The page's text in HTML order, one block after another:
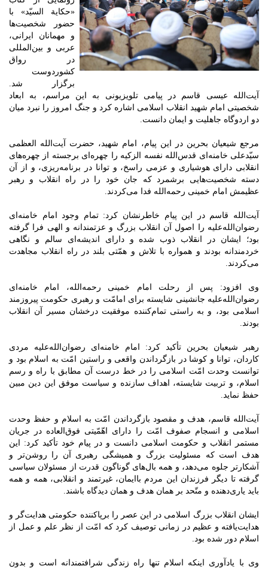
«حکایة السیّد» با
حضور شخصیت‌ها
و مهمانان ایرانی،
عربی و بین‌المللی
در رواق
کشوردوست
برگزار شد.
آیت‌الله عیسی قاسم در پیامی تلویزیونی به این مراسم، به ابعاد
شخصیتی امام شهید انقلاب اسلامی اشاره کرد و جنگ امروز را نبرد میان
دو اردوگاه جاهلیت و ایمان دانست.
مرجع شیعیان بحرین در این پیام، امام شهید، حضرت آیت‌الله العظمی
سیّدعلی خامنه‌ای قدس‌الله نفسه الزکیه را چهره‌ای برجسته از چهره‌های
انقلابی دارای هوشیاری و عزمی راسخ، و توانا در برنامه‌ریزی، و از آن
دسته شخصیت‌هایی برشمرد که جان خود را در راه انقلاب و رهبر
عظیمش امام خمینی رحمه‌الله فدا می‌کردند.
آیت‌الله قاسم در این پیام خاطرنشان کرد: تمام وجود امام خامنه‌ای
رضوان‌الله‌علیه را اصول آن انقلاب بزرگ و عزتمندانه و الهی فرا گرفته
بود؛ ایشان در انقلاب ذوب شده و دارای اندیشه‌ای سالم و نگاهی
خردمندانه بودند و همواره با تلاش و همّتی بلند در راه انقلاب مجاهدت
می‌کردند.
وی افزود: پس از رحلت امام خمینی رحمه‌الله، امام خامنه‌ای
رضوان‌الله‌علیه جانشینی شایسته برای امامّت و رهبری حکومت پیروزمند
اسلامی بود، و به راستی تمام‌کننده موفقیت درخشان مسیر آن انقلاب
بودند.
رهبر شیعیان بحرین تأکید کرد: امام خامنه‌ای رضوان‌الله‌علیه مردی
کاردان، توانا و کوشا در بازگرداندن واقعی و راستین امّت به اسلام بود و
توانست وحدت امّت اسلامی را در خط درست آن مطابق با راه و رسم
اسلام، و تربیت شایسته، اهداف سازنده و سیاست موفق این دین مبین
حفظ نماید.
آیت‌الله قاسم، هدف و مقصود بازگرداندن امّت به اسلام و حفظ وحدت
اسلامی و انسجام صفوف امّت را دارای اهّمّیتی فوق‌العاده در جریان
مستمر انقلاب و حکومت اسلامی دانست و در پیام خود تأکید کرد: این
هدف است که مسئولیت بزرگ و همیشگی رهبری آن را روشن‌تر و
آشکارتر جلوه ‌می‌دهد، و همه بال‌های گوناگون قدرت از مسئولان سیاسی
گرفته تا دیگر فرزندان این مردم باایمان، غیرتمند و انقلابی، همه و همه
باید یاری‌دهنده و متّحد بر همان هدف و همان دیدگاه باشند.
ایشان انقلاب بزرگ اسلامی در این عصر را برپاکننده حکومتی هدایت‌گر و
هدایت‌یافته و عظیم در زمانی توصیف کرد که امّت از نظر علم و عمل از
اسلام دور شده بود.
وی با یادآوری اینکه اسلام تنها راه زندگی شرافتمندانه است و بدون